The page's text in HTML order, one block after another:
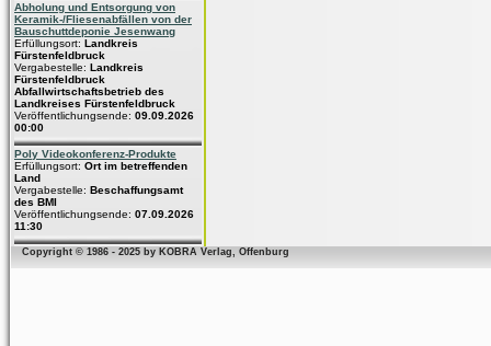
Abholung und Entsorgung von
Keramik-/Fliesenabfällen von der
Bauschuttdeponie Jesenwang
Erfüllungsort: Landkreis
Fürstenfeldbruck
Vergabestelle: Landkreis
Fürstenfeldbruck
Abfallwirtschaftsbetrieb des
Landkreises Fürstenfeldbruck
Veröffentlichungsende: 09.09.2026
00:00
Poly Videokonferenz-Produkte
Erfüllungsort: Ort im betreffenden
Land
Vergabestelle: Beschaffungsamt
des BMI
Veröffentlichungsende: 07.09.2026
11:30
Copyright © 1986 - 2025 by KOBRA Verlag, Offenburg